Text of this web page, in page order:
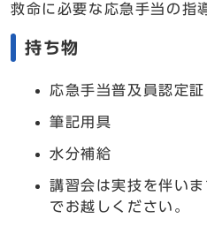
救命に必要な応急手当の指
持ち物
応急手当普及員認定証
筆記用具
水分補給
講習会は実技を伴い
でお越しください。